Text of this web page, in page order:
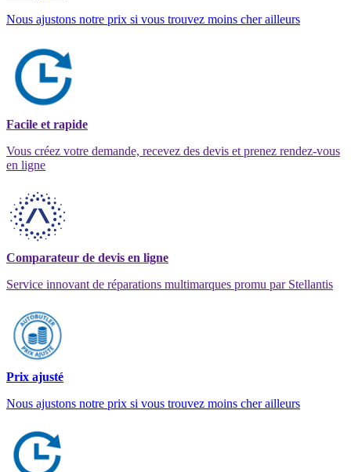
Nous ajustons notre prix si vous trouvez moins cher ailleurs
Facile et rapide
Vous créez votre demande, recevez des devis et prenez rendez-vous
en ligne
Comparateur de devis en ligne
Service innovant de réparations multimarques promu par Stellantis
Prix ajusté
Nous ajustons notre prix si vous trouvez moins cher ailleurs